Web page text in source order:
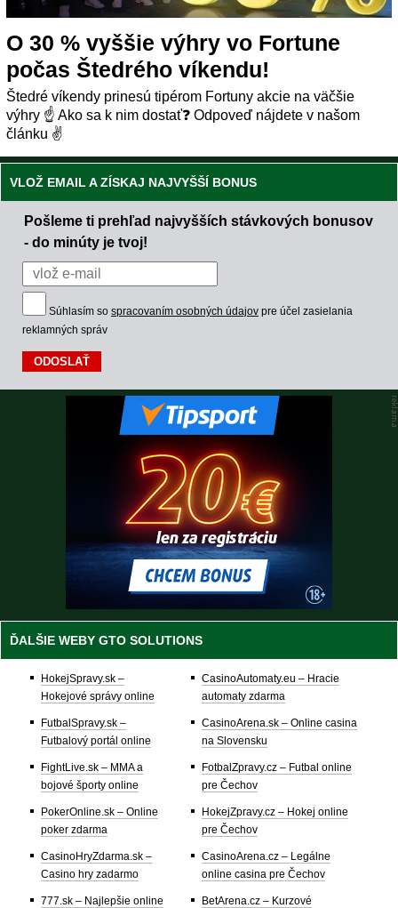
O 30 % vyššie výhry vo Fortune
počas Štedrého víkendu!
Štedré víkendy prinesú tipérom Fortuny akcie na väčšie
výhry ☝ Ako sa k nim dostať❓ Odpoveď nájdete v našom
článku ✌
VLOŽ EMAIL A ZÍSKAJ NAJVYŠŠÍ BONUS
Pošleme ti prehľad najvyšších stávkových bonusov
- do minúty je tvoj!
Súhlasím so spracovaním osobných údajov pre účel zasielania
reklamných správ
ĎALŠIE WEBY GTO SOLUTIONS
HokejSpravy.sk –
Hokejové správy online
FutbalSpravy.sk –
Futbalový portál online
FightLive.sk – MMA a
bojové športy online
PokerOnline.sk – Online
poker zdarma
CasinoHryZdarma.sk –
Casino hry zadarmo
777.sk – Najlepšie online
CasinoAutomaty.eu – Hracie
automaty zdarma
CasinoArena.sk – Online casina
na Slovensku
FotbalZpravy.cz – Futbal online
pre Čechov
HokejZpravy.cz – Hokej online
pre Čechov
CasinoArena.cz – Legálne
online casina pre Čechov
BetArena.cz – Kurzové